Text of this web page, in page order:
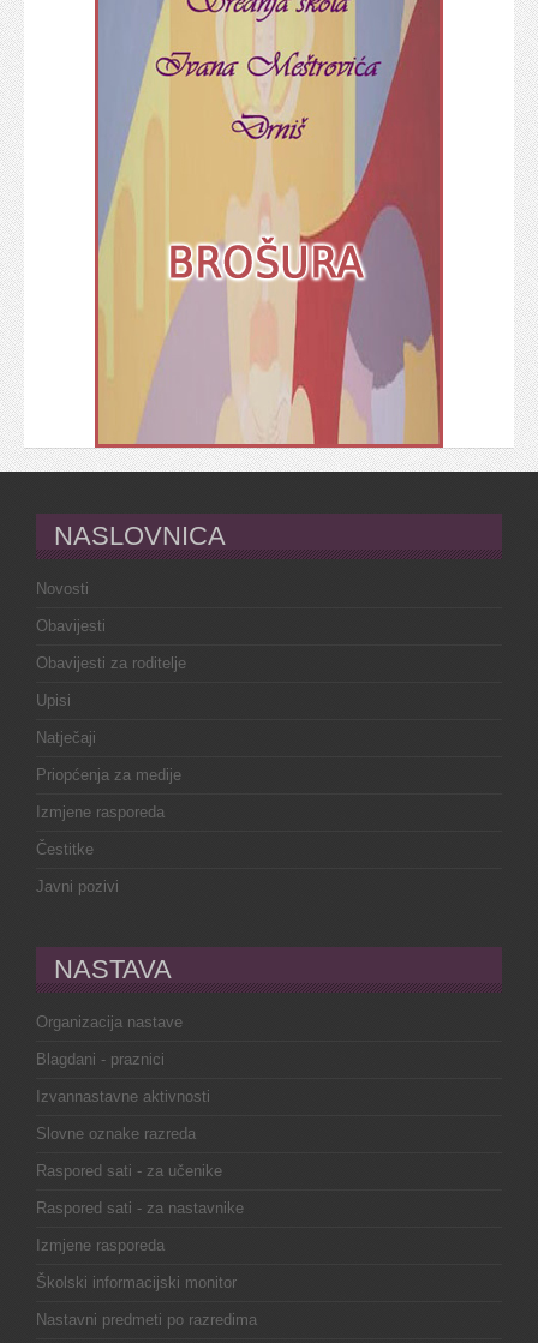
NASLOVNICA
Novosti
Obavijesti
Obavijesti za roditelje
Upisi
Natječaji
Priopćenja za medije
Izmjene rasporeda
Čestitke
Javni pozivi
NASTAVA
Organizacija nastave
Blagdani - praznici
Izvannastavne aktivnosti
Slovne oznake razreda
Raspored sati - za učenike
Raspored sati - za nastavnike
Izmjene rasporeda
Školski informacijski monitor
Nastavni predmeti po razredima